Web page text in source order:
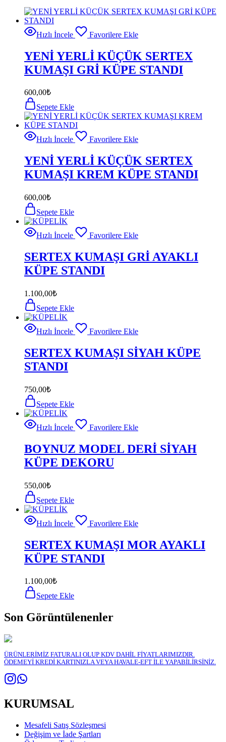
Hızlı İncele Favorilere Ekle
YENİ YERLİ KÜÇÜK SERTEX
KUMAŞI GRİ KÜPE STANDI
600,00₺
Sepete Ekle
Hızlı İncele Favorilere Ekle
YENİ YERLİ KÜÇÜK SERTEX
KUMAŞI KREM KÜPE STANDI
600,00₺
Sepete Ekle
Hızlı İncele Favorilere Ekle
SERTEX KUMAŞI GRİ AYAKLI
KÜPE STANDI
1.100,00₺
Sepete Ekle
Hızlı İncele Favorilere Ekle
SERTEX KUMAŞI SİYAH KÜPE
STANDI
750,00₺
Sepete Ekle
Hızlı İncele Favorilere Ekle
BOYNUZ MODEL DERİ SİYAH
KÜPE DEKORU
550,00₺
Sepete Ekle
Hızlı İncele Favorilere Ekle
SERTEX KUMAŞI MOR AYAKLI
KÜPE STANDI
1.100,00₺
Sepete Ekle
Son Görüntülenenler
ÜRÜNLERİMİZ FATURALI OLUP KDV DAHİL FİYATLARIMIZDIR.
ÖDEMEYİ KREDİ KARTINIZLA VEYA HAVALE-EFT İLE YAPABİLİRSİNİZ.
KURUMSAL
Mesafeli Satış Sözleşmesi
Değişim ve İade Şartları